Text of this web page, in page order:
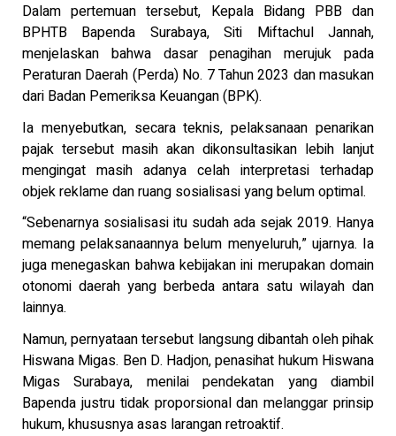
Dalam pertemuan tersebut, Kepala Bidang PBB dan
BPHTB Bapenda Surabaya, Siti Miftachul Jannah,
menjelaskan bahwa dasar penagihan merujuk pada
Peraturan Daerah (Perda) No. 7 Tahun 2023 dan masukan
dari Badan Pemeriksa Keuangan (BPK).
Ia menyebutkan, secara teknis, pelaksanaan penarikan
pajak tersebut masih akan dikonsultasikan lebih lanjut
mengingat masih adanya celah interpretasi terhadap
objek reklame dan ruang sosialisasi yang belum optimal.
“Sebenarnya sosialisasi itu sudah ada sejak 2019. Hanya
memang pelaksanaannya belum menyeluruh,” ujarnya. Ia
juga menegaskan bahwa kebijakan ini merupakan domain
otonomi daerah yang berbeda antara satu wilayah dan
lainnya.
Namun, pernyataan tersebut langsung dibantah oleh pihak
Hiswana Migas. Ben D. Hadjon, penasihat hukum Hiswana
Migas Surabaya, menilai pendekatan yang diambil
Bapenda justru tidak proporsional dan melanggar prinsip
hukum, khususnya asas larangan retroaktif.